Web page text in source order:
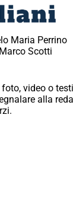
Maria Perrino
Scotti
video o
alla